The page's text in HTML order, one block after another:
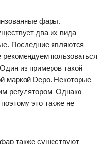
фары,
два их вида —
Последние являются
пользоваться
из примеров такой
маркой Depo. Некоторые
регулятором. Однако
это также не
также существуют